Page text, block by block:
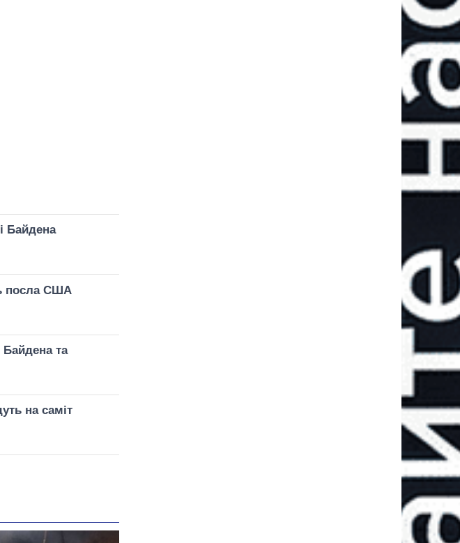
Байдена
посла США
Байдена та
на саміт